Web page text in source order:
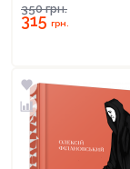
350грн.
315грн.